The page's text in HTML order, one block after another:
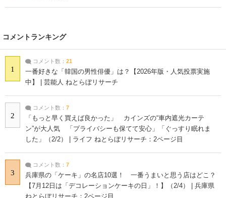
コメントランキング
1
コメント数： 21
一番好きな「韓国の男性俳優」は？【2026年版・人気投票実施
中】 | 芸能人 ねとらぼリサーチ
2
コメント数： 7
「もっと早く買えば良かった」 カインズの“車内遮光カーテ
ン”が大人気 「プライバシーも保てて安心」「ぐっすり眠れま
した」（2/2） | ライフ ねとらぼリサーチ：2ページ目
3
コメント数： 7
兵庫県の「ケーキ」の名店10選！ 一番うまいと思う店はどこ？
【7月12日は「デコレーションケーキの日」！】（2/4） | 兵庫県
ねとらぼリサーチ：2ページ目